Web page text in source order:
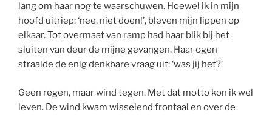
lang om haar nog te waarschuwen. Hoewel ik in mijn
hoofd uitriep: ‘nee, niet doen!’, bleven mijn lippen op
elkaar. Tot overmaat van ramp had haar blik bij het
sluiten van deur de mijne gevangen. Haar ogen
straalde de enig denkbare vraag uit: ‘was jij het?’
Geen regen, maar wind tegen. Met dat motto kon ik wel
leven. De wind kwam wisselend frontaal en over de